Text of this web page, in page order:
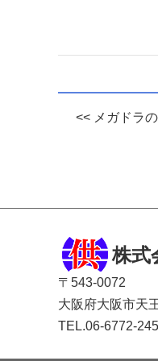
<< メガドラ
株式
〒543-0072
大阪府大阪市天
TEL.06-6772-